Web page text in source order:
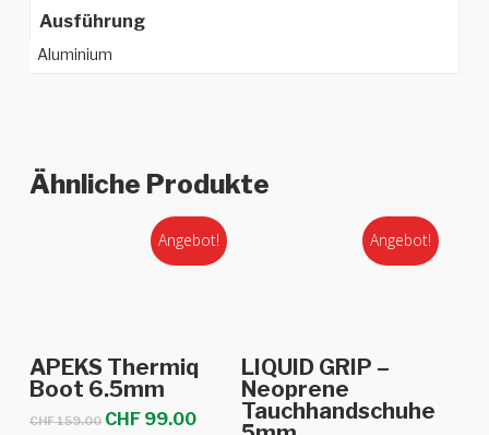
Ausführung
Aluminium
Ähnliche Produkte
Angebot!
Ausführung
wählen
Produkt
APEKS Thermiq
Boot 6.5mm
CHF159.00 Ursprünglicher
CHF99.00Aktueller
Angebot!
Ausführung
wählen
Produkt
weist
LIQUID GRIP –
Neoprene
Tauchhandschuhe